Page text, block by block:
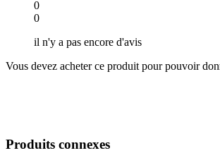
0
0
il n'y a pas encore d'avis
Vous devez acheter ce produit pour pouvoir
Produits connexes